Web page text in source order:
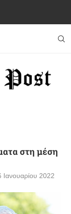
στη μέση
Ιανουαρίου 2022